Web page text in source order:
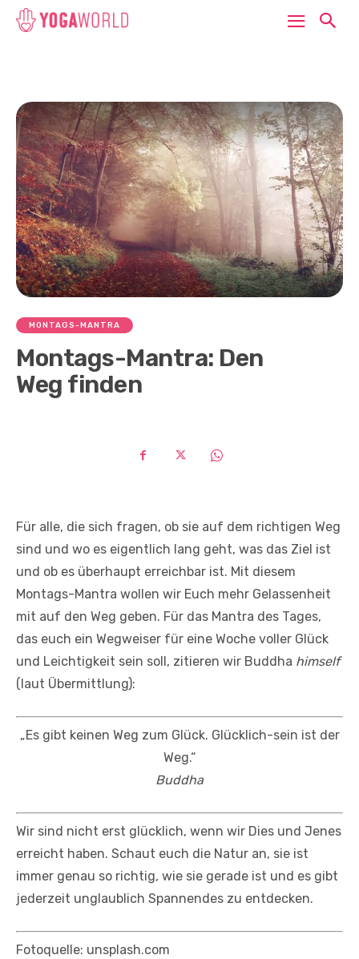
MONTAGS-MANTRA
Montags-Mantra: Den
Weg finden
Für alle, die sich fragen, ob sie auf dem richtigen Weg
sind und wo es eigentlich lang geht, was das Ziel ist
und ob es überhaupt erreichbar ist. Mit diesem
Montags-Mantra wollen wir Euch mehr Gelassenheit
mit auf den Weg geben. Für das Mantra des Tages,
das euch ein Wegweiser für eine Woche voller Glück
und Leichtigkeit sein soll, zitieren wir Buddha himself
(laut Übermittlung):
„Es gibt keinen Weg zum Glück. Glücklich-sein ist der
Weg.“
Buddha
Wir sind nicht erst glücklich, wenn wir Dies und Jenes
erreicht haben. Schaut euch die Natur an, sie ist
immer genau so richtig, wie sie gerade ist und es gibt
jederzeit unglaublich Spannendes zu entdecken.
Fotoquelle: unsplash.com